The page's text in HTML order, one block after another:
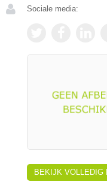
Sociale media:
BEKIJK VOLLEDIG